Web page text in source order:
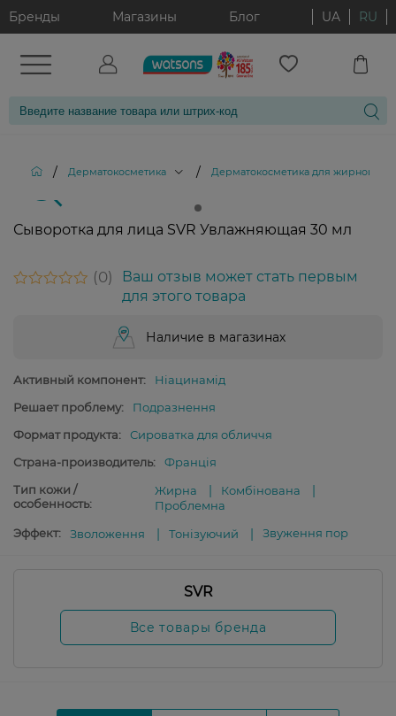
Бренды Магазины Блог UA RU
/ Дерматокосметика / Дерматокосметика для жирной и
Сыворотка для лица SVR Увлажняющая 30 мл
0
Ваш отзыв может стать первым
для этого товара
Наличие в магазинах
Активный компонент:
Ніацинамід
Решает проблему:
Подразнення
Формат продукта:
Сироватка для обличчя
Страна-производитель:
Франція
Тип кожи /
особенность:
Жирна
Комбінована
Проблемна
Эффект:
Зволоження Тонізуючий Звуження пор
SVR
Все товары бренда